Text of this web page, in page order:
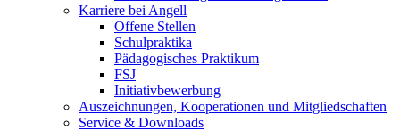
Karriere bei Angell
Offene Stellen
Schulpraktika
Pädagogisches Praktikum
FSJ
Initiativbewerbung
Auszeichnungen, Kooperationen und Mitgliedschaften
Service & Downloads